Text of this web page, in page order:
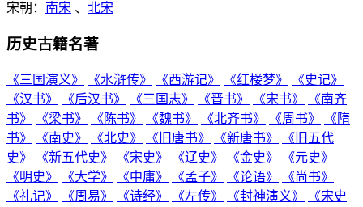
宋朝： 南宋 、 北宋
历史古籍名著
《三国演义》 《水浒传》 《西游记》 《红楼梦》
《史记》
《汉书》
《后汉书》 《三国志》 《晋书》 《宋书》
《南齐
书》
《梁书》 《陈书》 《魏书》 《北齐书》 《周书》
《隋
书》
《南史》 《北史》 《旧唐书》 《新唐书》
《旧五代
史》
《新五代史》 《宋史》 《辽史》 《金史》
《元史》
《明史》
《大学》 《中庸》 《孟子》 《论语》
《尚书》
《礼记》
《周易》 《诗经》 《左传》 《封神演义》
《宋史